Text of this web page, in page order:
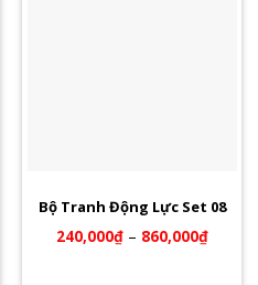
Bộ Tranh Động Lực Set 08
240,000₫– 860,000₫